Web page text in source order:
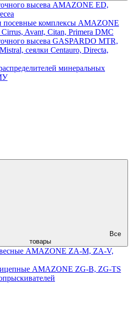
высева AMAZONE ED,
посевные комплексы AMAZONE
Avant, Citan, Primera DMC
высева GASPARDO MTR,
сеялки Centauro, Directa,
минеральных
Все
товары
AMAZONE ZA-M, ZA-V,
AMAZONE ZG-B, ZG-TS